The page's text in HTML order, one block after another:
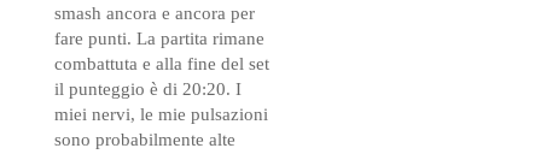
smash ancora e ancora per
fare punti. La partita rimane
combattuta e alla fine del set
il punteggio è di 20:20. I
miei nervi, le mie pulsazioni
sono probabilmente alte